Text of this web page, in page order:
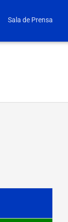
Sala de Prensa